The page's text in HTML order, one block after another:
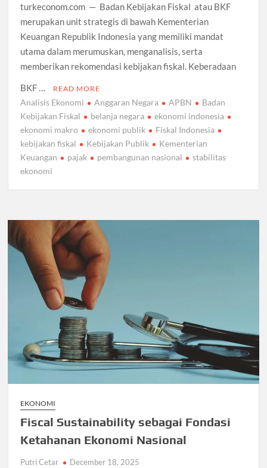
turkeconom.com — Badan Kebijakan Fiskal atau BKF
merupakan unit strategis di bawah Kementerian
Keuangan Republik Indonesia yang memiliki mandat
utama dalam merumuskan, menganalisis, serta
memberikan rekomendasi kebijakan fiskal. Keberadaan
BKF …
READ MORE
Analisis Ekonomi Anggaran Negara APBN
Badan
Kebijakan Fiskal
belanja negara
ekonomi indonesia
ekonomi makro
ekonomi publik
Fiskal Indonesia
kebijakan fiskal
Kebijakan Publik
Kementerian
Keuangan
pajak pembangunan nasional
stabilitas
ekonomi
EKONOMI
Fiscal Sustainability sebagai Fondasi
Ketahanan Ekonomi Nasional
Putri Cetar December 18, 2025